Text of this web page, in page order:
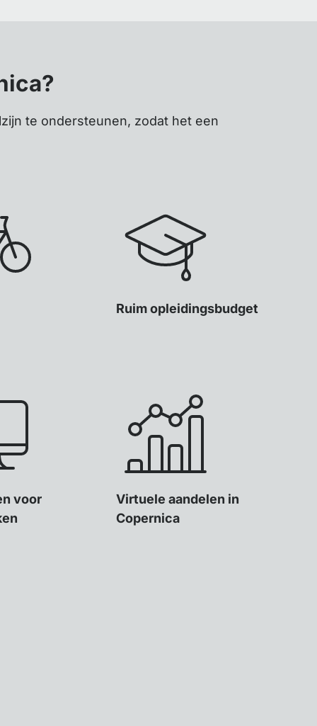
te ondersteunen, zodat het een
Ruim opleidingsbudget
voor
Virtuele aandelen in
Copernica